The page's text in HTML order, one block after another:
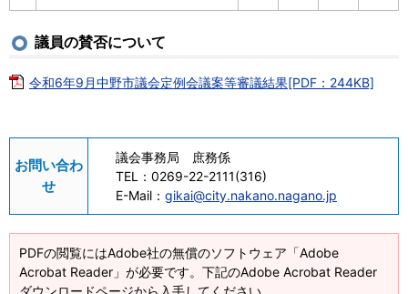
議員の賛否について
令和6年9月中野市議会定例会議案等審議結果[PDF：244KB]
お問い合わ
せ
議会事務局 庶務係
TEL： 0269-22-2111(316)
E-Mail： gikai@city.nakano.nagano.jp
PDFの閲覧にはAdobe社の無償のソフトウェア「Adobe
Acrobat Reader」が必要です。下記のAdobe Acrobat Reader
ダウンロードページから入手してください。